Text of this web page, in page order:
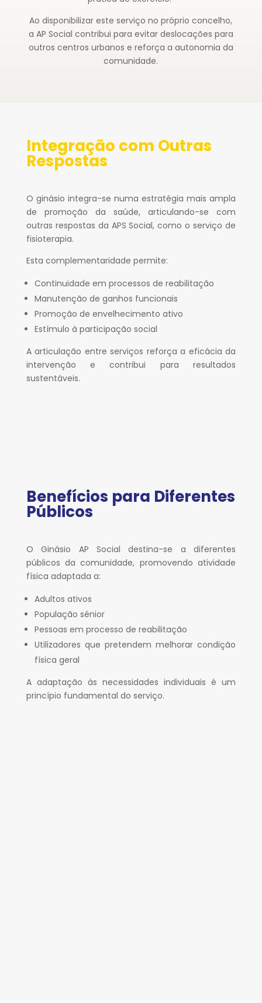
Ao disponibilizar este serviço no próprio concelho,
a AP Social contribui para evitar deslocações para
outros centros urbanos e reforça a autonomia da
comunidade.
Integração com Outras
Respostas
O ginásio integra-se numa estratégia mais ampla
de promoção da saúde, articulando-se com
outras respostas da APS Social, como o serviço de
fisioterapia.
Esta complementaridade permite:
Continuidade em processos de reabilitação
Manutenção de ganhos funcionais
Promoção de envelhecimento ativo
Estímulo à participação social
A articulação entre serviços reforça a eficácia da
intervenção e contribui para resultados
sustentáveis.
Benefícios para Diferentes
Públicos
O Ginásio AP Social destina-se a diferentes
públicos da comunidade, promovendo atividade
física adaptada a:
Adultos ativos
População sénior
Pessoas em processo de reabilitação
Utilizadores que pretendem melhorar condição
física geral
A adaptação às necessidades individuais é um
princípio fundamental do serviço.